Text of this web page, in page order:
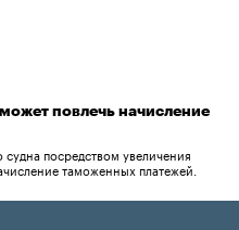
повлечь начисление
посредством увеличения
таможенных платежей.